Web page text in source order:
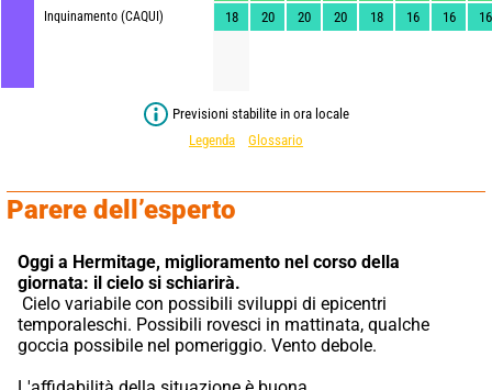
Inquinamento (CAQUI)
18
20 20 20 18 16 16 16
Previsioni stabilite in ora locale
Legenda
Glossario
Parere dell’esperto
Oggi a Hermitage, miglioramento nel corso della
giornata: il cielo si schiarirà.
temporaleschi. Possibili rovesci in mattinata, qualche
goccia possibile nel pomeriggio. Vento debole.